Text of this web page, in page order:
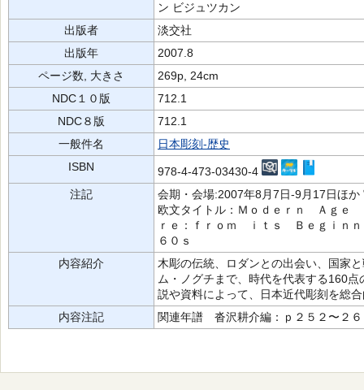
ン ビジュツカン
出版者
淡交社
出版年
2007.8
ページ数, 大きさ
269p, 24cm
NDC１０版
712.1
NDC８版
712.1
一般件名
日本彫刻-歴史
ISBN
978-4-473-03430-4
注記
会期・会場:2007年8月7日-9月17日ほ
欧文タイトル：Ｍｏｄｅｒｎ Ａｇ
ｒｅ：ｆｒｏｍ ｉｔｓ Ｂｅｇｉｎ
６０ｓ
内容紹介
木彫の伝統、ロダンとの出会い、国家
ム・ノグチまで、時代を代表する160
説や資料によって、日本近代彫刻を総
内容注記
関連年譜 沓沢耕介編：ｐ２５２〜２